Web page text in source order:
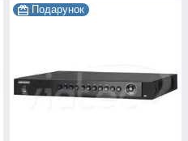
Подарунок